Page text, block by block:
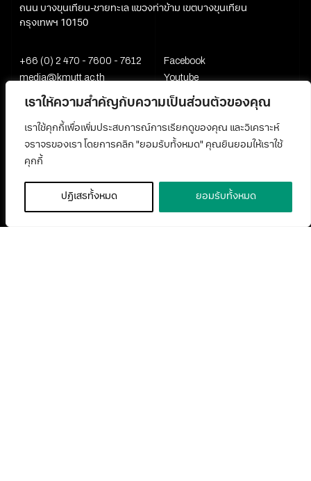
เราให้ความสำคัญกับความเป็นส่วนตัวของคุณ
เราใช้คุกกี้เพื่อเพิ่มประสบการณ์การเรียกดูของคุณ และวิเคราะห์
จราจรของเรา โดยการคลิก "ยอมรับทั้งหมด" คุณยินยอมให้เราใช้
คุกกี้
ปฏิเสธทั้งหมด ยอมรับทั้งหมด
ถนน บางขุนเทียน-ชายทะเล แขวงท่าข้าม เขตบางขุนเทียน
กรุงเทพฯ 10150
+66 (0) 2 470 - 7600 - 7612
media@kmutt.ac.th
Facebook
Youtube